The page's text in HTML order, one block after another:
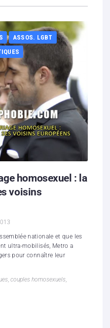
ASSOS. LGBT
homosexuel : la
voisins
nationale et que les
ultra-mobilisés, Metro a
pour connaître leur
couples homosexuels